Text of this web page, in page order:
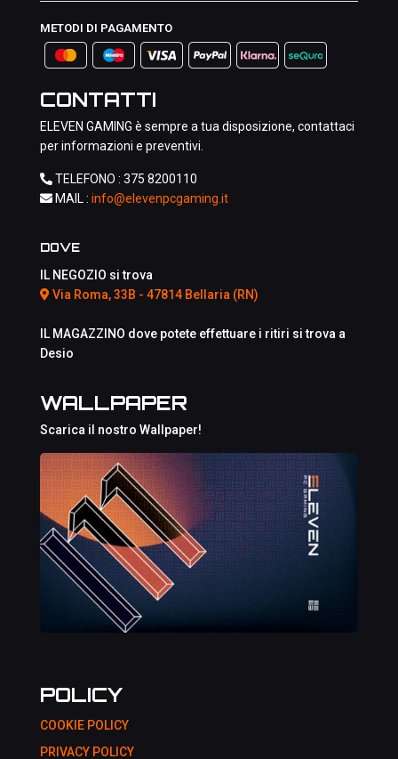
METODI DI PAGAMENTO
CONTATTI
ELEVEN GAMING è sempre a tua disposizione, contattaci
per informazioni e preventivi.
TELEFONO : 375 8200110
MAIL : info@elevenpcgaming.it
DOVE
IL NEGOZIO si trova
Via Roma, 33B - 47814 Bellaria (RN)
IL MAGAZZINO dove potete effettuare i ritiri si trova a
Desio
WALLPAPER
Scarica il nostro Wallpaper!
POLICY
COOKIE POLICY
PRIVACY POLICY